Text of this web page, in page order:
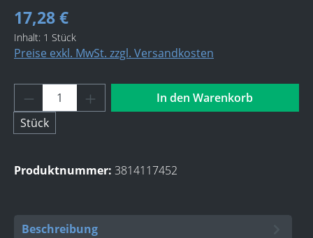
17,28 €
Inhalt: 1 Stück
Preise exkl. MwSt. zzgl. Versandkosten
Produkt Anzahl: Gib den gewünschten
Stück
In den Warenkorb
Produktnummer: 3814117452
Beschreibung